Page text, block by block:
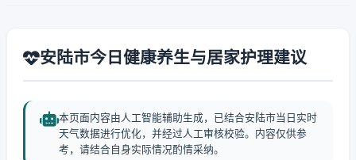
安陆市今日健康养生与居家护理建议
本页面内容由人工智能辅助生成，已结合安陆市当日实时
天气数据进行优化，并经过人工审核校验。内容仅供参
考，请结合自身实际情况酌情采纳。